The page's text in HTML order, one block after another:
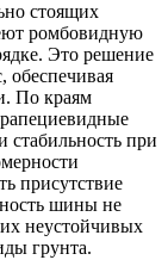
стоящих
ромбовидную
Это решение
обеспечивая
По краям
при
присутствие
шины не
неустойчивых
грунта.